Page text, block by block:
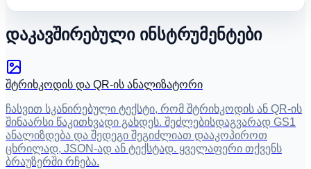
დაკავშირებული ინსტრუმენტები
შტრიხკოდის და QR-ის ანალიზატორი
ჩასვით სკანირებული ტექსტი, რომ შტრიხკოდის ან QR-ის
შინაარსი წაკითხვადი გახდეს. შეძლებისდაგვარად GS1
ანალიზდება და შედეგი შეგიძლიათ დააკოპიროთ
ცხრილად, JSON-ად ან ტექსტად. ყველაფერი თქვენს
ბრაუზერში რჩება.